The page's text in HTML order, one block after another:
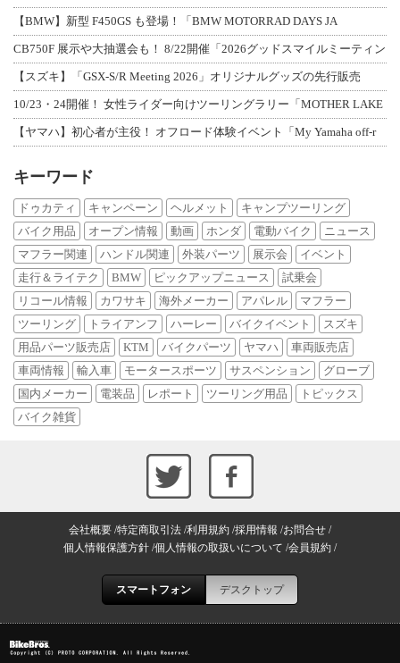
【BMW】新型 F450GS も登場！「BMW MOTORRAD DAYS JA
CB750F 展示や大抽選会も！ 8/22開催「2026グッドスマイルミーティン
【スズキ】「GSX-S/R Meeting 2026」オリジナルグッズの先行販売
10/23・24開催！ 女性ライダー向けツーリングラリー「MOTHER LAKE
【ヤマハ】初心者が主役！ オフロード体験イベント「My Yamaha off-r
キーワード
ドゥカティ キャンペーン ヘルメット
キャンプツーリング
バイク用品
オープン情報 動画 ホンダ 電動バイク
ニュース
マフラー関連
ハンドル関連 外装パーツ 展示会
イベント
走行＆ライテク
BMW ピックアップニュース
試乗会
リコール情報
カワサキ 海外メーカー アパレル
マフラー
ツーリング
トライアンフ ハーレー バイクイベント
スズキ
用品パーツ販売店
KTM バイクパーツ ヤマハ
車両販売店
車両情報
輸入車 モータースポーツ サスペンション
グローブ
国内メーカー
電装品 レポート ツーリング用品
トピックス
バイク雑貨
会社概要 特定商取引法 利用規約 採用情報 お問合せ
個人情報保護方針 個人情報の取扱いについて 会員規約
スマートフォン デスクトップ